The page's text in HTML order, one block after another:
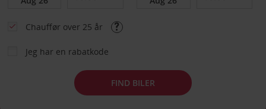
Chauffør over 25 år
Jeg har en rabatkode
FIND BILER